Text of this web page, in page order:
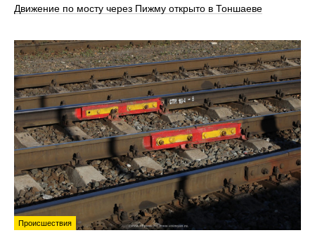
Движение по мосту через Пижму открыто в Тоншаеве
Происшествия